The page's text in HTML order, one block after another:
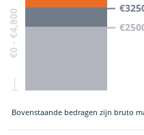
€0 - €4,800
Bovenstaande bedragen zijn bruto